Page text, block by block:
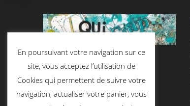
En poursuivant votre navigation sur ce
site, vous acceptez l’utilisation de
Cookies qui permettent de suivre votre
navigation, actualiser votre panier, vous